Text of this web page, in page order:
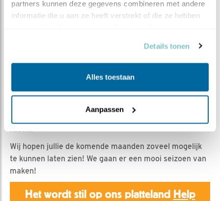
partners kunnen deze gegevens combineren met andere
informatie die u aan ze heeft verstrekt of die ze hebben
Details tonen
Alles toestaan
Aanpassen
DEEL DIT FILMPJE
Welkom bij de boerenlandvogels 2024!
Ook dit jaar gaan wij weer de boerenlandvogels tijdens
het broedseizoen dag en nacht volgen! Met als ster: de
Kievit!
Wij hopen jullie de komende maanden zoveel mogelijk
te kunnen laten zien! We gaan er een mooi seizoen van
maken!
Het wordt stil op ons platteland Help